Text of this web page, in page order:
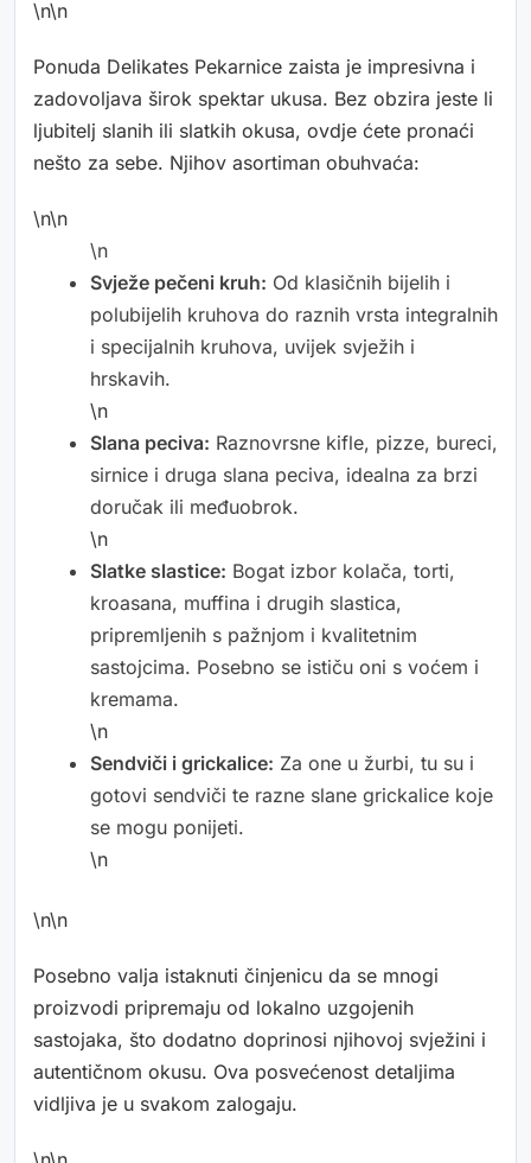
\n\n
Ponuda Delikates Pekarnice zaista je impresivna i
zadovoljava širok spektar ukusa. Bez obzira jeste li
ljubitelj slanih ili slatkih okusa, ovdje ćete pronaći
nešto za sebe. Njihov asortiman obuhvaća:
\n\n
\n
Svježe pečeni kruh: Od klasičnih bijelih i
polubijelih kruhova do raznih vrsta integralnih
i specijalnih kruhova, uvijek svježih i
hrskavih.
\n
Slana peciva: Raznovrsne kifle, pizze, bureci,
sirnice i druga slana peciva, idealna za brzi
doručak ili međuobrok.
\n
Slatke slastice: Bogat izbor kolača, torti,
kroasana, muffina i drugih slastica,
pripremljenih s pažnjom i kvalitetnim
sastojcima. Posebno se ističu oni s voćem i
kremama.
\n
Sendviči i grickalice: Za one u žurbi, tu su i
gotovi sendviči te razne slane grickalice koje
se mogu ponijeti.
\n
\n\n
Posebno valja istaknuti činjenicu da se mnogi
proizvodi pripremaju od lokalno uzgojenih
sastojaka, što dodatno doprinosi njihovoj svježini i
autentičnom okusu. Ova posvećenost detaljima
vidljiva je u svakom zalogaju.